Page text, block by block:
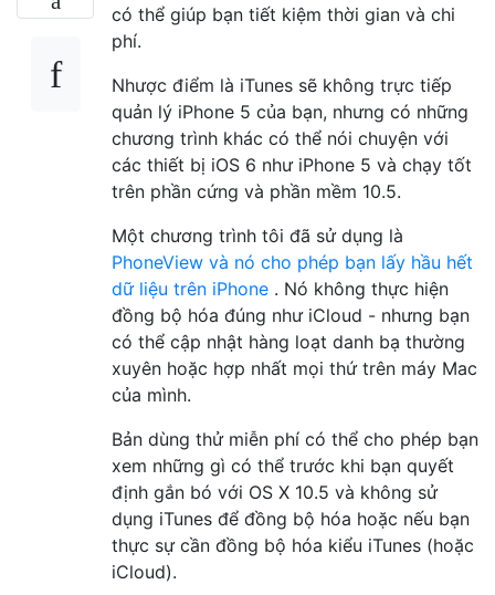
có thể giúp bạn tiết kiệm thời gian và chi
phí.
Nhược điểm là iTunes sẽ không trực tiếp
quản lý iPhone 5 của bạn, nhưng có những
chương trình khác có thể nói chuyện với
các thiết bị iOS 6 như iPhone 5 và chạy tốt
trên phần cứng và phần mềm 10.5.
Một chương trình tôi đã sử dụng là
PhoneView và nó cho phép bạn lấy hầu hết
dữ liệu trên iPhone . Nó không thực hiện
đồng bộ hóa đúng như iCloud - nhưng bạn
có thể cập nhật hàng loạt danh bạ thường
xuyên hoặc hợp nhất mọi thứ trên máy Mac
của mình.
Bản dùng thử miễn phí có thể cho phép bạn
xem những gì có thể trước khi bạn quyết
định gắn bó với OS X 10.5 và không sử
dụng iTunes để đồng bộ hóa hoặc nếu bạn
thực sự cần đồng bộ hóa kiểu iTunes (hoặc
iCloud).